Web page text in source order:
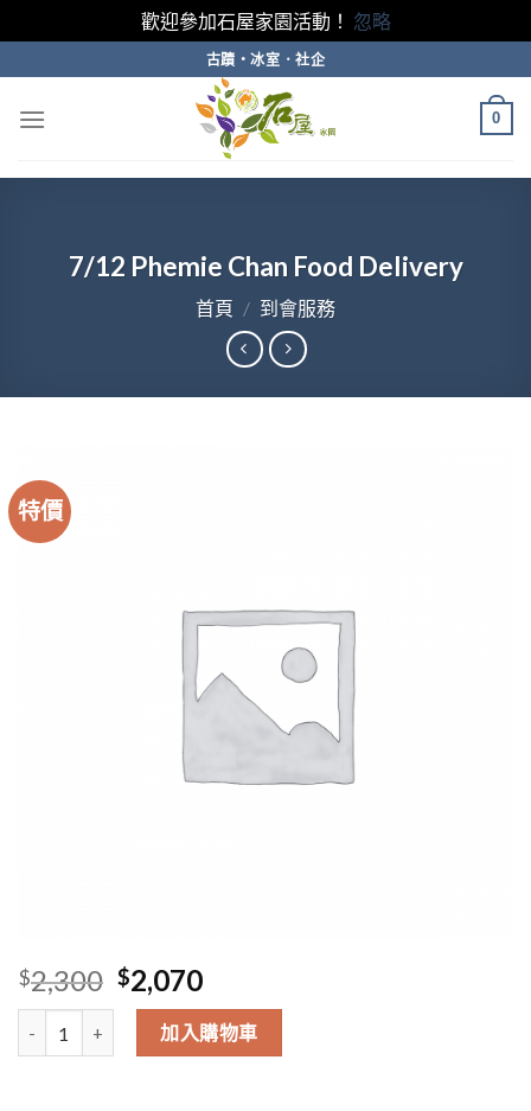
歡迎參加石屋家園活動！ 忽略
to
content
古蹟・冰室．社企
0
7/12 Phemie Chan Food Delivery
首頁 / 到會服務
特價
$2,300 Original
price
was:
$2,300.
$2,070Current
price
is:
$2,070.
7/12 Phemie Chan Food Delivery 數量
加入購物車